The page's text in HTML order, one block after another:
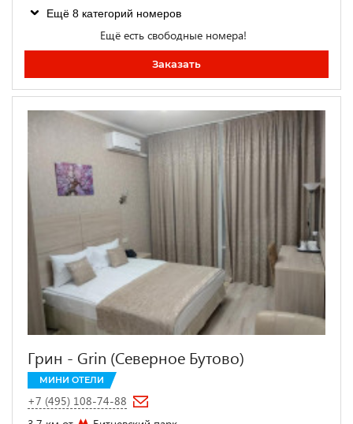
Ещё 8 категорий номеров
Ещё есть свободные номера!
Заказать
Грин - Grin (Северное Бутово)
МИНИ ОТЕЛИ
+7 (495) 108-74-88